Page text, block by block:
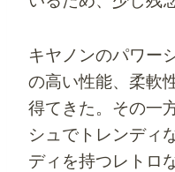
キヤノンのパワー
の高い性能、柔軟
得てきた。その一
シュでトレンディ
ディを持つレトロ